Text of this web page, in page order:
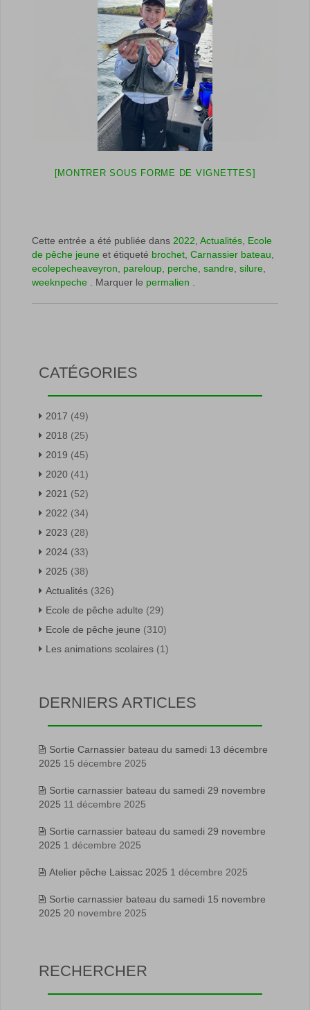
[MONTRER SOUS FORME DE VIGNETTES]
Cette entrée a été publiée dans 2022, Actualités, Ecole
de pêche jeune et étiqueté brochet, Carnassier bateau,
ecolepecheaveyron, pareloup, perche, sandre, silure,
weeknpeche . Marquer le permalien .
CATÉGORIES
2017 (49)
2018 (25)
2019 (45)
2020 (41)
2021 (52)
2022 (34)
2023 (28)
2024 (33)
2025 (38)
Actualités (326)
Ecole de pêche adulte (29)
Ecole de pêche jeune (310)
Les animations scolaires (1)
DERNIERS ARTICLES
Sortie Carnassier bateau du samedi 13 décembre
2025 15 décembre 2025
Sortie carnassier bateau du samedi 29 novembre
2025 11 décembre 2025
Sortie carnassier bateau du samedi 29 novembre
2025 1 décembre 2025
Atelier pêche Laissac 2025 1 décembre 2025
Sortie carnassier bateau du samedi 15 novembre
2025 20 novembre 2025
RECHERCHER